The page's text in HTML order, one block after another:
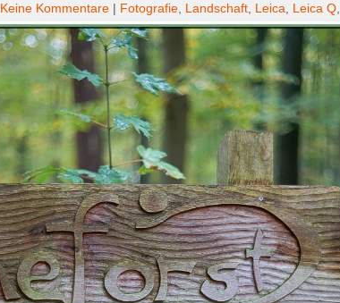
Keine Kommentare | Fotografie, Landschaft, Leica, Leica Q,